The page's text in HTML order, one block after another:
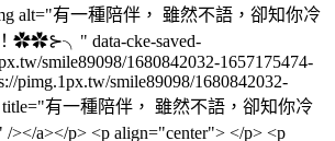
alt="有一種陪伴， 雖然不語，卻知你冷
✿✿⊱╮" data-cke-saved-
smile89098/1680842032-1657175474-
pimg.1px.tw/smile89098/1680842032-
title="有一種陪伴， 雖然不語，卻知你冷
a></p> <p align="center"> </p> <p